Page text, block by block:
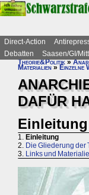
Direct-Action
Debatten
Saasen/GI/
Theorie&Politik»
Materialien » Einzelne
DAFÜR
Einleitung
1. Einleitung
2. Die Gliederung der
3. Links und